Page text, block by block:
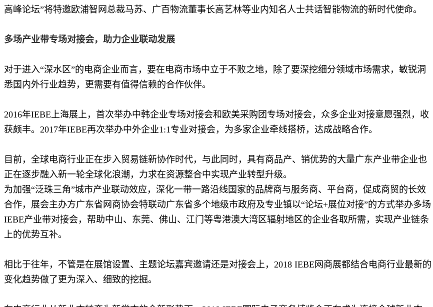
高峰论坛”将特邀欧浦智网总裁马苏、广百物流董事长高艺林等业内知名人士共话智能物流的新时代使命。
多场产业带专场对接会，助力企业联动发展
对于进入“深水区”的电商企业而言，要在电商市场中立于不败之地，除了要深挖细分领域市场需求，敏锐洞
悉国内外行业趋势，更需要有值得信赖的合作伙伴。
2016年IEBE上海展上，首次举办中韩企业专场对接会和欧美采购团专场对接会，众多企业对接意愿强烈，收
获颇丰。2017年IEBE再次举办中外企业1:1专业对接会，为多家企业牵线搭桥，达成战略合作。
目前，全球电商行业正在步入贸易链新协作时代，与此同时，具有商品产、销优势的大量广东产业带企业也
正在逐步融入新一轮全球化浪潮，力求在资源整合中实现产业转型升级。
为加强“泛珠三角”城市产业联动效应，深化一带一路沿线国家的品牌商与服务商、平台商，促成商贸的长效
合作，展会主办方广东省网商协会特联动广东省多个地级市政府及专业镇以“论坛+展位对接”的方式举办多场
IEBE产业带对接会，帮助中山、东莞、佛山、江门等粤港澳大湾区辐射地区的企业各取所需，实现产业链条
上的优势互补。
相比于往年，不管是在展馆设置、主题论坛嘉宾邀请还是对接会上，2018 IEBE网商展都结合电商行业最新的
变化趋势做了更为深入、细致的挖掘。